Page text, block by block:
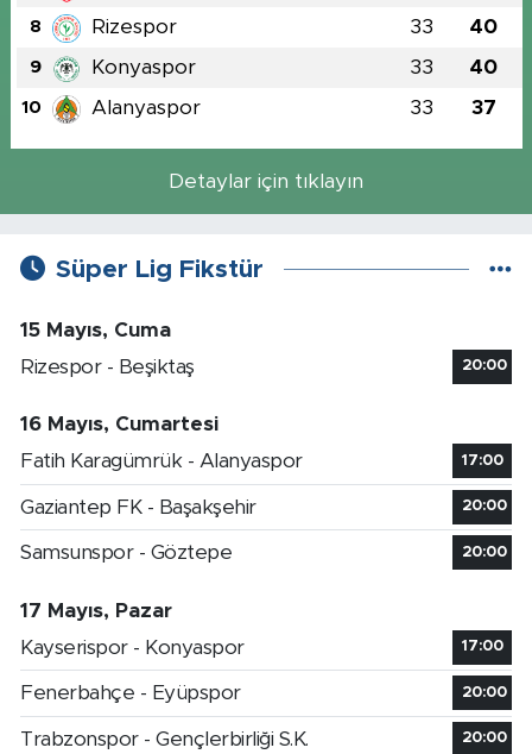
8 Rizespor 33 40
9 Konyaspor 33 40
10 Alanyaspor 33 37
Detaylar için tıklayın
Süper Lig Fikstür
15 Mayıs, Cuma
Rizespor - Beşiktaş
20:00
16 Mayıs, Cumartesi
Fatih Karagümrük - Alanyaspor
17:00
Gaziantep FK - Başakşehir 20:00
Samsunspor - Göztepe 20:00
17 Mayıs, Pazar
Kayserispor - Konyaspor
17:00
Fenerbahçe - Eyüpspor 20:00
Trabzonspor - Gençlerbirliği S.K. 20:00